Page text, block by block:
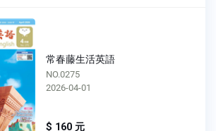
常春藤生活英語
NO.0274
2026-03-01
$ 160 元